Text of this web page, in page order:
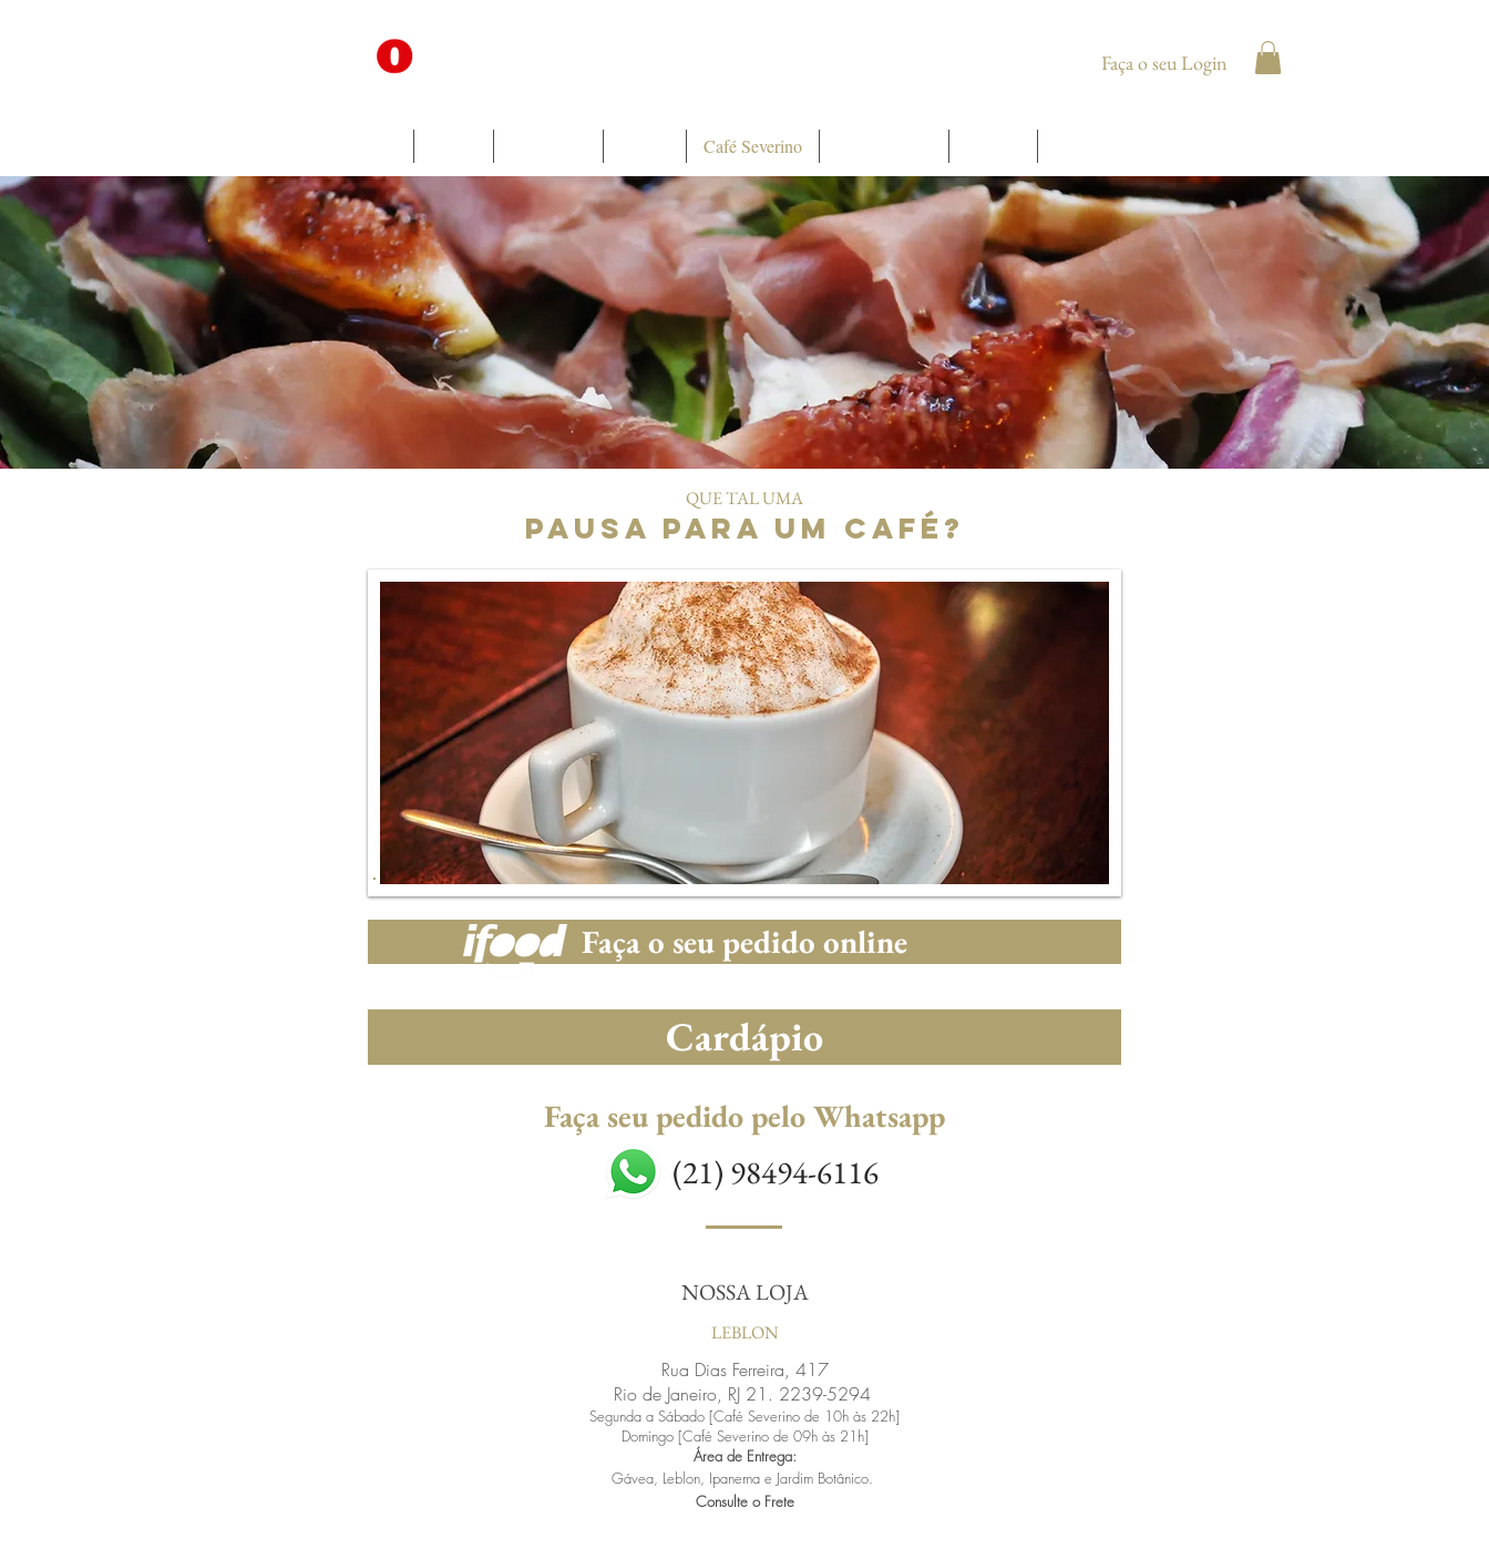
Faça o seu Login
Café Severino
QUE TAL UMA
PAUSA PARA UM CAFÉ?
Faça o seu pedido online
Cardápio
Faça seu pedido pelo Whatsapp
(21) 98494-6116
NOSSA LOJA
LEBLON
Rua Dias Ferreira, 417
Rio de Janeiro, RJ 21. 2239-5294
Segunda a Sábado [Café Severino de 10h às 22h]
Domingo [Café Severino de 09h às 21h]
Áreade Entrega:
Gávea, Leblon, Ipanema e Jardim Botânico.
Consulte o Frete